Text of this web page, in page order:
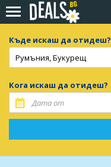
Къде искаш да отидеш?
Кога искаш да отидеш?